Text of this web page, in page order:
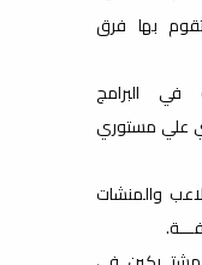
بها فرق
في البرامج
علي مستوري
والمنشات